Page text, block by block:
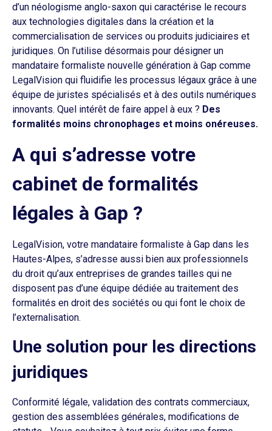
d’un néologisme anglo-saxon qui caractérise le recours
aux technologies digitales dans la création et la
commercialisation de services ou produits judiciaires et
juridiques. On l’utilise désormais pour désigner un
mandataire formaliste nouvelle génération à Gap comme
LegalVision qui fluidifie les processus légaux grâce à une
équipe de juristes spécialisés et à des outils numériques
innovants. Quel intérêt de faire appel à eux ? Des
formalités moins chronophages et moins onéreuses.
A qui s’adresse votre
cabinet de formalités
légales à Gap ?
LegalVision, votre mandataire formaliste à Gap dans les
Hautes-Alpes, s’adresse aussi bien aux professionnels
du droit qu’aux entreprises de grandes tailles qui ne
disposent pas d’une équipe dédiée au traitement des
formalités en droit des sociétés ou qui font le choix de
l’externalisation.
Une solution pour les directions
juridiques
Conformité légale, validation des contrats commerciaux,
gestion des assemblées générales, modifications de